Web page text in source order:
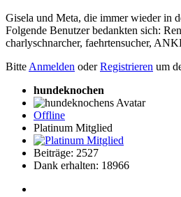
Gisela und Meta, die immer wieder in
Folgende Benutzer bedankten sich:
charlyschnarcher, faehrtensucher,
BitteAnmelden oderRegistrieren um
hundeknochen
Offline
Platinum Mitglied
Beiträge: 2527
Dank erhalten: 18966